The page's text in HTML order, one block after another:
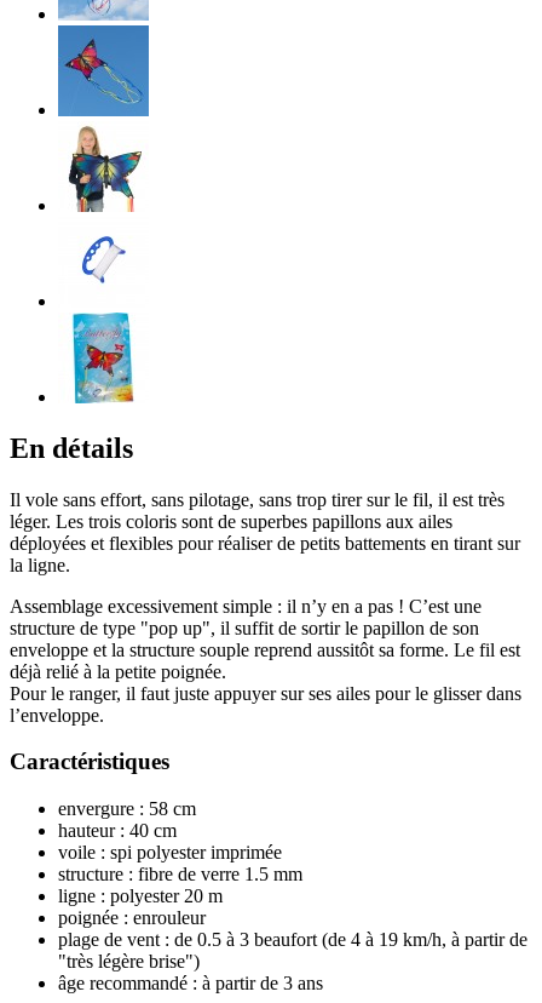
En détails
Il vole sans effort, sans pilotage, sans trop tirer sur le fil, il est très
léger. Les trois coloris sont de superbes papillons aux ailes
déployées et flexibles pour réaliser de petits battements en tirant sur
la ligne.
Assemblage excessivement simple : il n’y en a pas ! C’est une
structure de type "pop up", il suffit de sortir le papillon de son
enveloppe et la structure souple reprend aussitôt sa forme. Le fil est
déjà relié à la petite poignée.
Pour le ranger, il faut juste appuyer sur ses ailes pour le glisser dans
l’enveloppe.
Caractéristiques
envergure : 58 cm
hauteur : 40 cm
voile : spi polyester imprimée
structure : fibre de verre 1.5 mm
ligne : polyester 20 m
poignée : enrouleur
plage de vent : de 0.5 à 3 beaufort (de 4 à 19 km/h, à partir de
"très légère brise")
âge recommandé : à partir de 3 ans